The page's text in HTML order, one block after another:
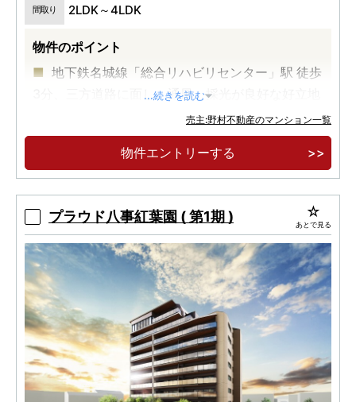
間取り 2LDK～4LDK
物件のポイント
地下鉄名城線「総合リハビリセンター」駅 徒歩
3分、三方道路に面し、通風、採光が良好な好立地
陽明小学校区に位置し、スーパー、コンビニ、
病院、公園が徒歩圏にあるファミリー向きの住環
境。
全戸食配トランクルーム付、ランドリーブース
や マルチストレージ等の多彩な収納プランをご用
意。
...続きを読む
売主:野村不動産のマンション一覧
物件エントリーする
プラウド八事紅葉園 ( 第1期 ) あとで見る